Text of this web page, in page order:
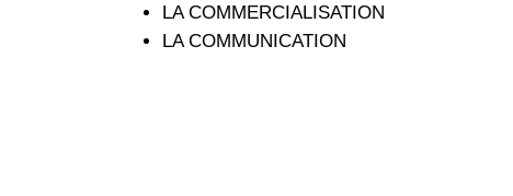
LA COMMERCIALISATION
LA COMMUNICATION